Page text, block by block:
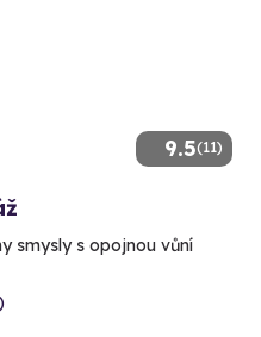
9.5(11)
smysly s opojnou vůní